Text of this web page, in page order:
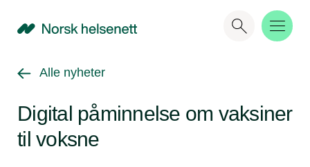
NHN
Gå tilbake til
Alle nyheter
Digital påminnelse om vaksiner
til voksne